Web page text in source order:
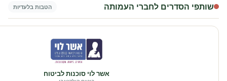
שותפי הסדרים לחברי העמותה הטבות בלעדיות
אשר לוי סוכנות לביטוח